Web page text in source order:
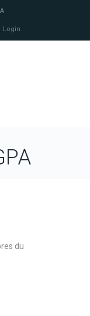
Login
du